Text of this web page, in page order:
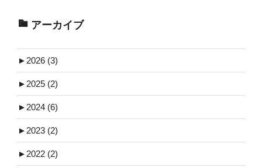
アーカイブ
► 2026 (3)
► 2025 (2)
► 2024 (6)
► 2023 (2)
► 2022 (2)